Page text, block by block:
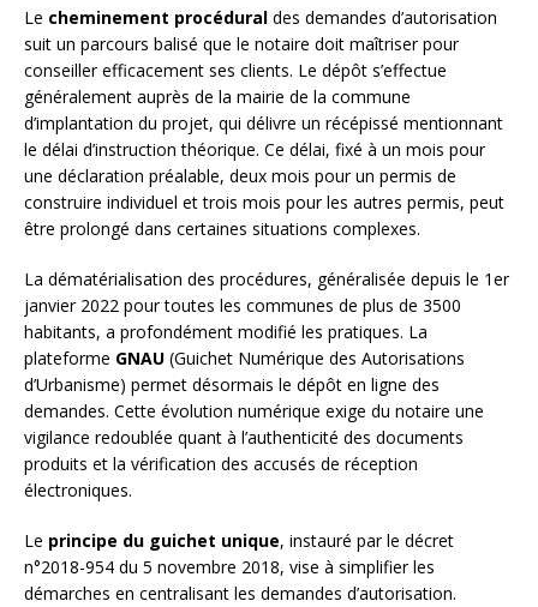
Le cheminement procédural des demandes d’autorisation
suit un parcours balisé que le notaire doit maîtriser pour
conseiller efficacement ses clients. Le dépôt s’effectue
généralement auprès de la mairie de la commune
d’implantation du projet, qui délivre un récépissé mentionnant
le délai d’instruction théorique. Ce délai, fixé à un mois pour
une déclaration préalable, deux mois pour un permis de
construire individuel et trois mois pour les autres permis, peut
être prolongé dans certaines situations complexes.
La dématérialisation des procédures, généralisée depuis le 1er
janvier 2022 pour toutes les communes de plus de 3500
habitants, a profondément modifié les pratiques. La
plateforme GNAU (Guichet Numérique des Autorisations
d’Urbanisme) permet désormais le dépôt en ligne des
demandes. Cette évolution numérique exige du notaire une
vigilance redoublée quant à l’authenticité des documents
produits et la vérification des accusés de réception
électroniques.
Le principe du guichet unique, instauré par le décret
n°2018-954 du 5 novembre 2018, vise à simplifier les
démarches en centralisant les demandes d’autorisation.